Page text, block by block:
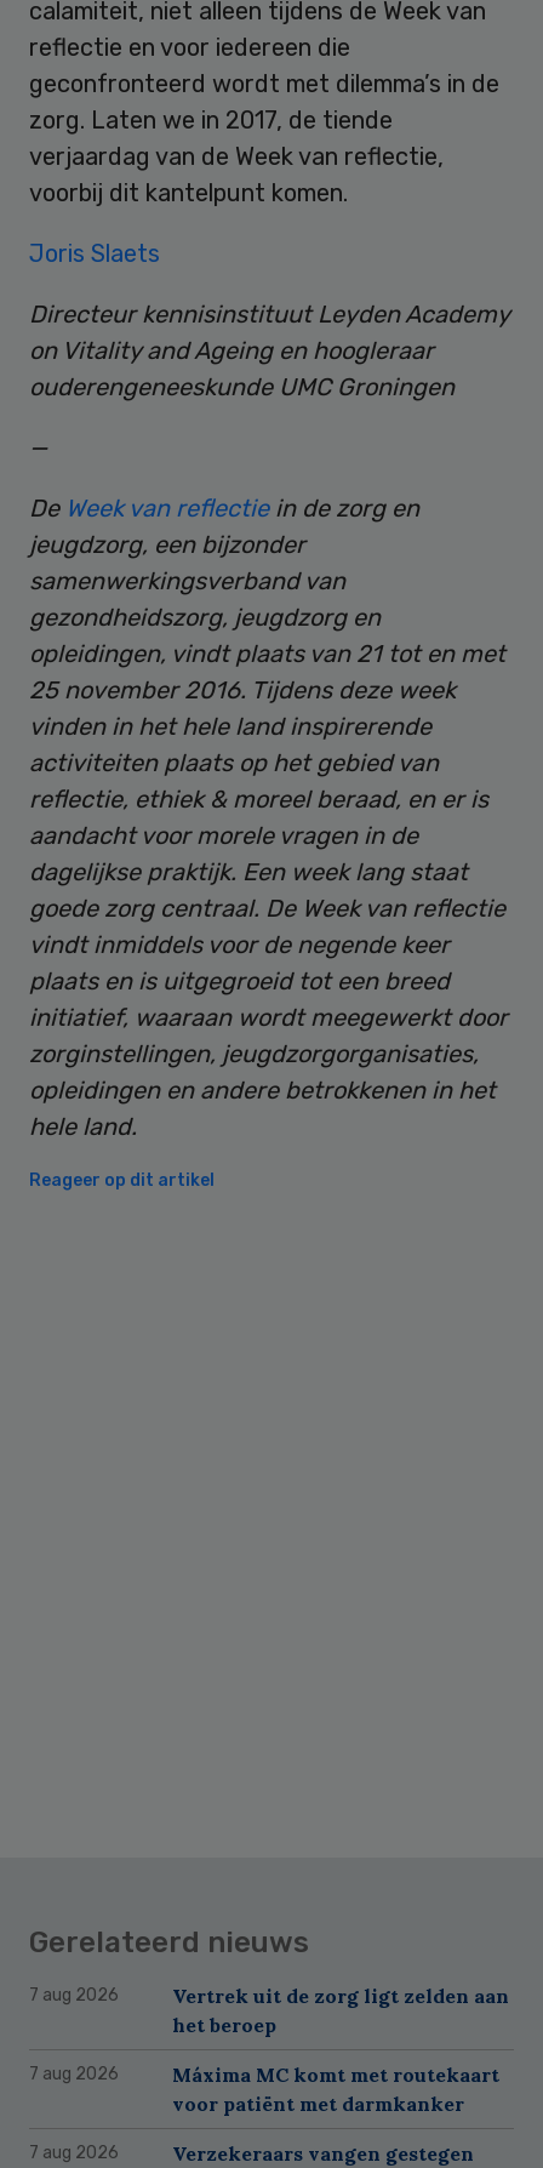
calamiteit, niet alleen tijdens de Week van
reflectie en voor iedereen die
geconfronteerd wordt met dilemma’s in de
zorg. Laten we in 2017, de tiende
verjaardag van de Week van reflectie,
voorbij dit kantelpunt komen.
Joris Slaets
Directeur kennisinstituut Leyden Academy
on Vitality and Ageing en hoogleraar
ouderengeneeskunde UMC Groningen
—
De Week van reflectiein de zorg en
jeugdzorg, een bijzonder
samenwerkingsverband van
gezondheidszorg, jeugdzorg en
opleidingen, vindt plaats van 21 tot en met
25 november 2016. Tijdens deze week
vinden in het hele land inspirerende
activiteiten plaats op het gebied van
reflectie, ethiek & moreel beraad, en er is
aandacht voor morele vragen in de
dagelijkse praktijk. Een week lang staat
goede zorg centraal. De Week van reflectie
vindt inmiddels voor de negende keer
plaats en is uitgegroeid tot een breed
initiatief, waaraan wordt meegewerkt door
zorginstellingen, jeugdzorgorganisaties,
opleidingen en andere betrokkenen in het
hele land.
Reageer op dit artikel
Gerelateerd nieuws
7 aug 2026
Vertrek uit de zorg ligt zelden aan
het beroep
7 aug 2026
Máxima MC komt met routekaart
voor patiënt met darmkanker
7 aug 2026
Verzekeraars vangen gestegen